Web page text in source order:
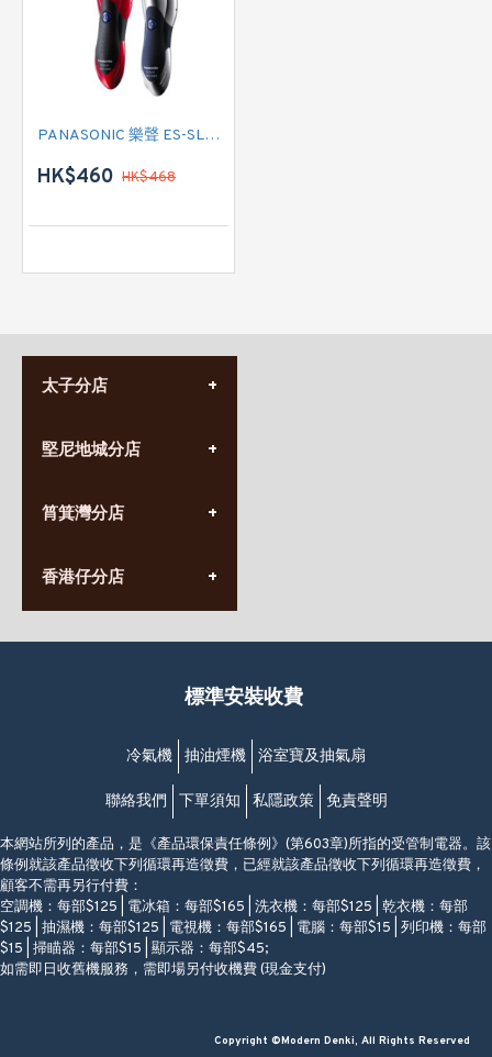
PANASONIC 樂聲 ES-SL41 電鬚刨
HK$460 HK$468
太子分店
營業時間:
九龍太子太子道西141號
堅尼地城分店
營業時間:
香港堅尼地城卑路乍街
(堅尼地城地鐵站B出口)
筲箕灣分店
營業時間:
(10:00am-20:30pm)
香港仔分店
營業時間:
香港香港仔成都道20-28號
(黃竹坑地鐵站轉4M專線小巴)
標準安裝收費
冷氣機 抽油煙機 浴室寶及抽氣扇
聯絡我們 下單須知 私隱政策 免責聲明
本網站所列的產品，是《產品環保責任條例》(第603章)所指的受管制電器。該
條例就該產品徵收下列循環再造徵費，已經就該產品徵收下列循環再造徵費，
顧客不需再另行付費：
空調機：每部$125 | 電冰箱：每部$165 | 洗衣機：每部$125 | 乾衣機：每部
$125 | 抽濕機：每部$125 | 電視機：每部$165 | 電腦：每部$15 | 列印機：每部
$15 | 掃瞄器：每部$15 | 顯示器：每部$45;
如需即日收舊機服務，需即場另付收機費 (現金支付)
Copyright ©Modern Denki, All Rights Reserved